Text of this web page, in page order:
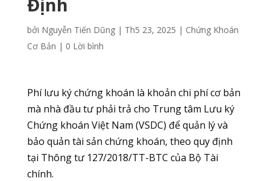
bởi Nguyễn Tiến Dũng| Th5 23, 2025 | Chứng Khoán
Cơ Bản | 0 Lời bình
Phí lưu ký chứng khoán là khoản chi phí cơ bản
mà nhà đầu tư phải trả cho Trung tâm Lưu ký
Chứng khoán Việt Nam (VSDC) để quản lý và
bảo quản tài sản chứng khoán, theo quy định
tại Thông tư 127/2018/TT-BTC của Bộ Tài
chính.